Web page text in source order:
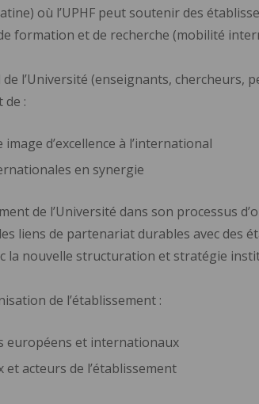
où l’UPHF peut soutenir des
formation et de recherche (mobilité
l’Université (enseignants, chercheurs,
:
d’excellence à l’international
en synergie
de l’Université dans son processus
liens de partenariat durables avec des
la nouvelle structuration et stratégie
de l’établissement :
européens et internationaux
acteurs de l’établissement